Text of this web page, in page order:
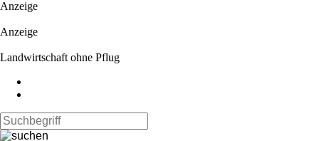
Anzeige
Anzeige
Landwirtschaft ohne Pflug